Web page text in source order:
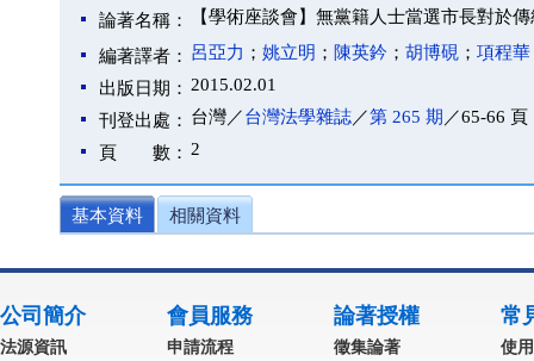
論著名稱： 【學術座談會】無黨籍人士當選市長對於
編著譯者： 呂亞力 ； 姚立明 ； 陳英鈐 ； 胡博硯 ； 項程華
出版日期： 2015.02.01
刊登出處： 台灣／台灣法學雜誌／第 265 期 ／65-66 頁
頁 數： 2
基本資料 相關資料
公司簡介
法源資訊
會員服務
申請流程
論著授權
徵集論著
常
使